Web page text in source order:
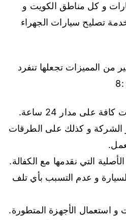
و كل مناطق الكويت و
تصليح سيارات الجهراء
من المميزات تجعلها تنفرد
على مدار 24 ساعة.
الشركة و كذلك على الطرقات
التي نقدمها مع الكفالة.
و عدم التسبب بأي تلف
استعمال الأجهزة المتطورة.